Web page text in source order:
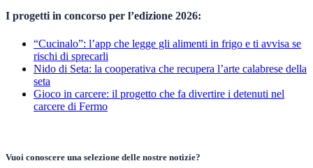
I progetti in concorso per l’edizione 2026:
“Cucinalo”: l’app che legge gli alimenti in frigo e ti avvisa se
rischi di sprecarli
Nido di Seta: la cooperativa che recupera l’arte calabrese della
seta
Gioco in carcere: il progetto che fa divertire i detenuti nel
carcere di Fermo
Vuoi conoscere una selezione delle nostre notizie?